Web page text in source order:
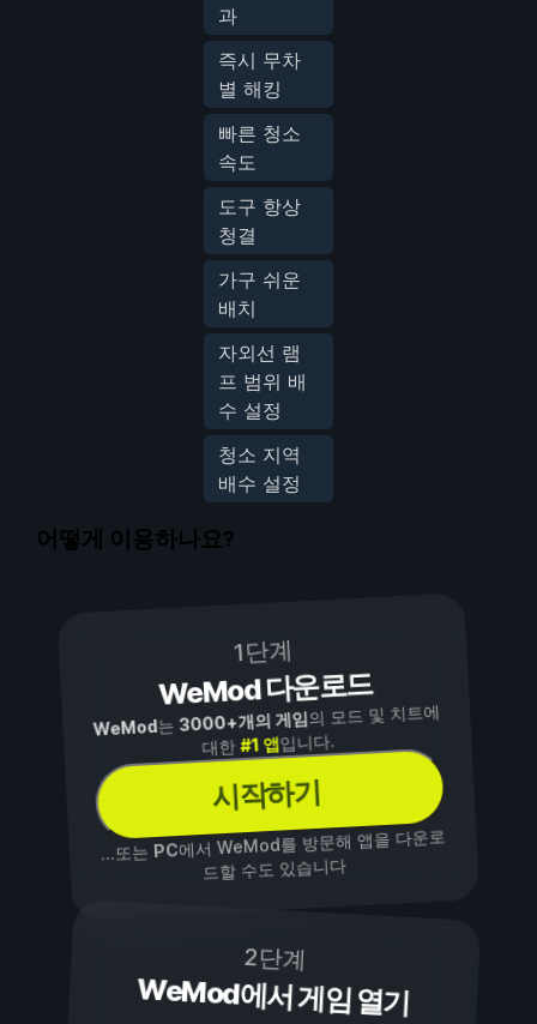
과
즉시 무차
별 해킹
빠른 청소
속도
도구 항상
청결
가구 쉬운
배치
자외선 램
프 범위 배
수 설정
청소 지역
배수 설정
어떻게 이용하나요?
1단계
WeMod 다운로드
WeMod는3000+개의 게임의 모드 및 치트에
대한#1 앱입니다.
시작하기
...또는PC에서 WeMod를 방문해 앱을 다운로
드할 수도 있습니다
2단계
WeMod에서 게임 열기